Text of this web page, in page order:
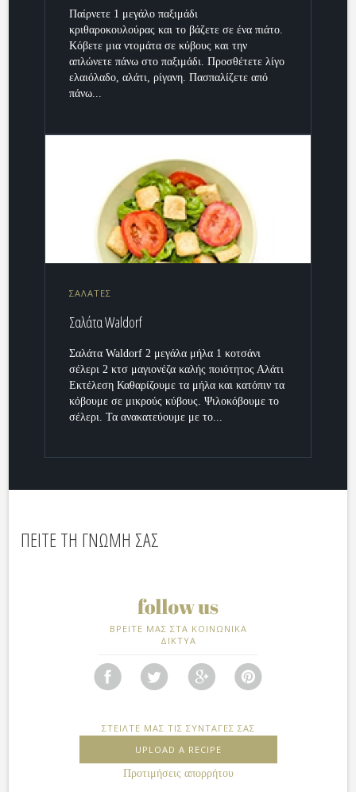
Παίρνετε 1 μεγάλο παξιμάδι
κριθαροκουλούρας και το βάζετε σε ένα πιάτο.
Κόβετε μια ντομάτα σε κύβους και την
απλώνετε πάνω στο παξιμάδι. Προσθέτετε λίγο
ελαιόλαδο, αλάτι, ρίγανη. Πασπαλίζετε από
πάνω...
ΣΑΛΑΤΕΣ
Σαλάτα Waldorf
Σαλάτα Waldorf 2 μεγάλα μήλα 1 κοτσάνι
σέλερι 2 κτσ μαγιονέζα καλής ποιότητος Αλάτι
Εκτέλεση Καθαρίζουμε τα μήλα και κατόπιν τα
κόβουμε σε μικρούς κύβους. Ψιλοκόβουμε το
σέλερι. Τα ανακατεύουμε με το...
ΠΕΙΤΕ ΤΗ ΓΝΩΜΗ ΣΑΣ
ΒΡΕΙΤΕ ΜΑΣ ΣΤΑ ΚΟΙΝΩΝΙΚΑ
ΔΙΚΤΥΑ
ΣΤΕΙΛΤΕ ΜΑΣ ΤΙΣ ΣΥΝΤΑΓΕΣ ΣΑΣ
UPLOAD A RECIPE
Προτιμήσεις απορρήτου